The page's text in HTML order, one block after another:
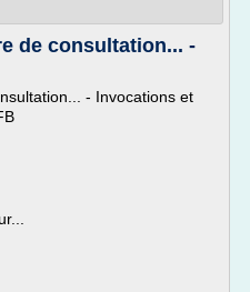
de consultation... -
- Invocations et